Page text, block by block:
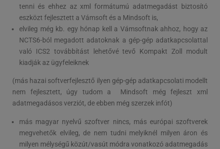
tenni és ehhez az xml formátumú adatmegadást biztosító
eszközt fejlesztett a Vámsoft és a Mindsoft is,
elvileg még kb. egy hónap kell a Vámsoftnak ahhoz, hogy az
NCTS6-ból megadott adatoknak a gép-gép adatkapcsolattal
való ICS2 továbbítást lehetővé tevő Kompakt Zoll modult
kiadják az ügyfeleiknek
(más hazai softverfejlesztő ilyen gép-gép adatkapcsolati modellt
nem fejlesztett, úgy tudom a Mindsoft még fejleszt xml
adatmegadásos verziót, de ebben még szerzek infót)
más magyar nyelvű szoftver nincs, más európai szoftverek
megvehetők elvileg, de nem tudni melyiknél milyen áron és
milyen mélységű közút/vasút módra vonatkozó adatmegadás